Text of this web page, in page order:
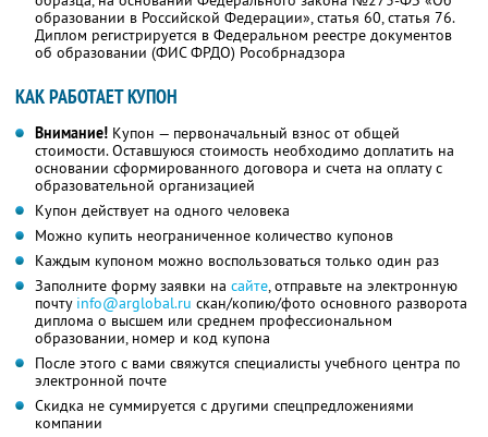
образовании в Российской Федерации», статья 60, статья 76.
Диплом регистрируется в Федеральном реестре документов
об образовании (ФИС ФРДО) Рособрнадзора
КАК РАБОТАЕТ КУПОН
Внимание! Купон — первоначальный взнос от общей
стоимости. Оставшуюся стоимость необходимо доплатить на
основании сформированного договора и счета на оплату с
образовательной организацией
Купон действует на одного человека
Можно купить неограниченное количество купонов
Каждым купоном можно воспользоваться только один раз
Заполните форму заявки на сайте, отправьте на электронную
почту info@arglobal.ru скан/копию/фото основного разворота
диплома о высшем или среднем профессиональном
образовании, номер и код купона
После этого с вами свяжутся специалисты учебного центра по
электронной почте
Скидка не суммируется с другими спецпредложениями
компании